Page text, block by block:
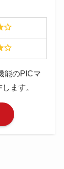
能のPICマ
ます。